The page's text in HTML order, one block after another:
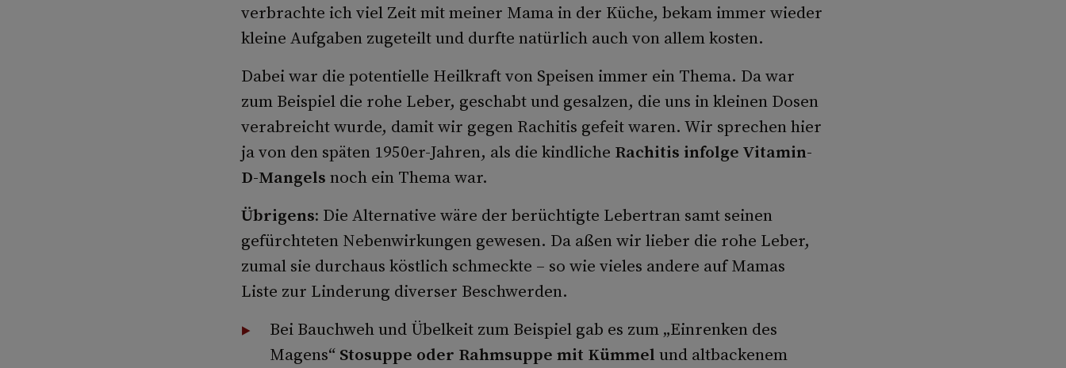
verbrachte ich viel Zeit mit meiner Mama in der Küche, bekam immer wieder
kleine Aufgaben zugeteilt und durfte natürlich auch von allem kosten.
Dabei war die potentielle Heilkraft von Speisen immer ein Thema. Da war
zum Beispiel die rohe Leber, geschabt und gesalzen, die uns in kleinen Dosen
verabreicht wurde, damit wir gegen Rachitis gefeit waren. Wir sprechen hier
ja von den späten 1950er-Jahren, als die kindliche Rachitis infolge Vitamin-
D-Mangels noch ein Thema war.
Übrigens: Die Alternative wäre der berüchtigte Lebertran samt seinen
gefürchteten Nebenwirkungen gewesen. Da aßen wir lieber die rohe Leber,
zumal sie durchaus köstlich schmeckte – so wie vieles andere auf Mamas
Liste zur Linderung diverser Beschwerden.
Bei Bauchweh und Übelkeit zum Beispiel gab es zum „Einrenken des
Magens“ Stosuppe oder Rahmsuppe mit Kümmel und altbackenem